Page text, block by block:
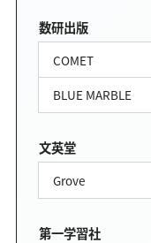
数研出版
COMET
BLUE MARBLE
文英堂
Grove
第一学習社